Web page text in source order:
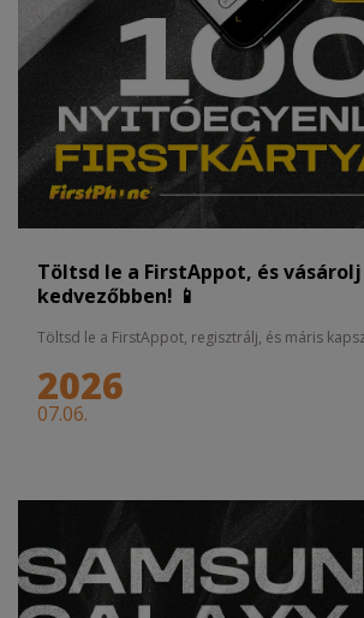
Töltsd le a FirstAppot, és vásárolj
kedvezőbben! 📱
Töltsd le a FirstAppot, regisztrálj, és máris
2026
07.06.